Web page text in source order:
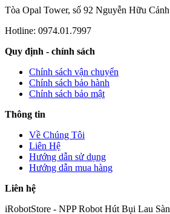
Tòa Opal Tower, số 92 Nguyễn Hữu Cảnh
Hotline: 0974.01.7997
Quy định - chính sách
Chính sách vận chuyển
Chính sách bảo hành
Chính sách bảo mật
Thông tin
Về Chúng Tôi
Liên Hệ
Hướng dẫn sử dụng
Hướng dẫn mua hàng
Liên hệ
iRobotStore - NPP Robot Hút Bụi Lau Sàn